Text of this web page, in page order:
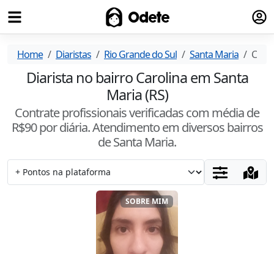
Odete
Home Diaristas Rio Grande do Sul Santa Maria
Diarista no bairro Carolina em Santa
Maria (RS)
Contrate profissionais verificadas com média de
R$90por diária. Atendimentoem diversos bairros
de Santa Maria.
SOBRE MIM